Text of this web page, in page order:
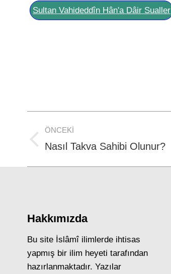
Sultan Vahideddîn Hân'a Dâir Sualler
Post
navigation
ÖNCEKI
Previous
Nasıl Takva Sahibi Olunur?
Hakkımızda
Bu site İslâmî ilimlerde ihtisas
yapmış bir ilim heyeti tarafından
hazırlanmaktadır. Yazılar